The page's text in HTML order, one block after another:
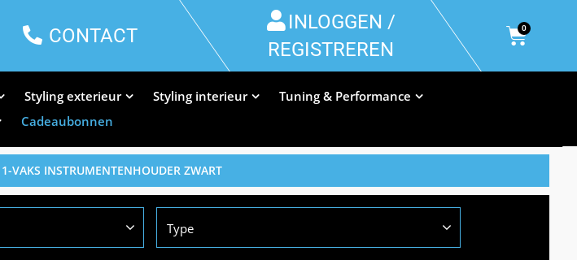
CONTACT
INLOGGEN /
REGISTREREN
0
Styling exterieur Styling interieur
Tuning & Performance
Cadeaubonnen
VAKS INSTRUMENTENHOUDER ZWART
Type